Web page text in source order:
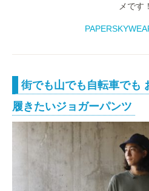
メです！
街でも山でも自転車でも
履きたいジョガーパンツ